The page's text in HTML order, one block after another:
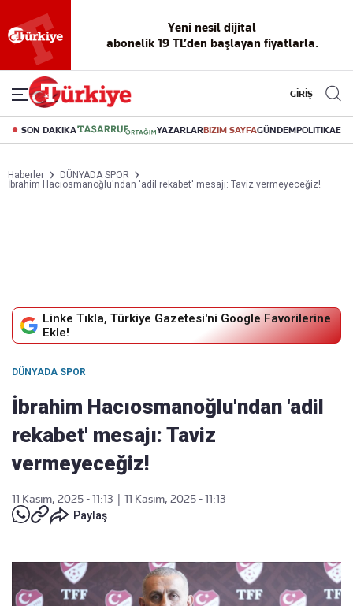
Yeni nesil dijital
abonelik 19 TL’den başlayan fiyatlarla.
GİRİŞ
SON DAKİKA YAZARLARBİZİM SAYFAGÜNDEMPOLİTİKA
Haberler
DÜNYADA SPOR
İbrahim Hacıosmanoğlu'ndan 'adil rekabet' mesajı: Taviz vermeyeceğiz!
Linke Tıkla, Türkiye Gazetesi'ni Google Favorilerine
Ekle!
DÜNYADA SPOR
İbrahim Hacıosmanoğlu'ndan 'adil
rekabet' mesajı: Taviz
vermeyeceğiz!
11 Kasım, 2025 - 11:13
11 Kasım, 2025 - 11:13
Paylaş